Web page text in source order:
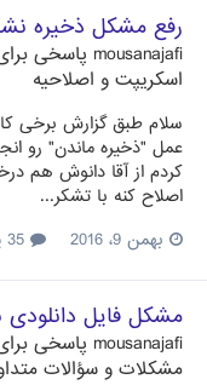
رفع مشکل ذخیره
mousanajafi پاسخی
اسکریپت و اصلاحیه
عمل "ذخیره ماندن" رو
کردم از آقا دانوش هم
اصلاح کنه با تشکر...
بهمن 9، 2016
مشکل فایل دانلودی بیش از
mousanajafi پاسخی
مشکلات و سؤالات